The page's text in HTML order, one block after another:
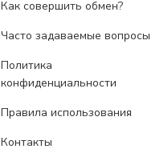
Как совершить обмен?
Часто задаваемые вопросы
Политика
конфиденциальности
Правила использования
Контакты